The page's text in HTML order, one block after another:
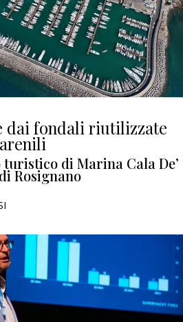
dai fondali riutilizzate
di Marina Cala De’
Rosignano